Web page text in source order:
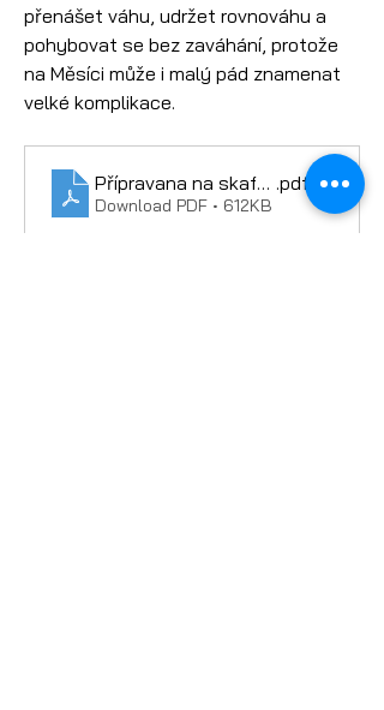
přenášet váhu, udržet rovnováhu a
pohybovat se bez zaváhání, protože
na Měsíci může i malý pád znamenat
velké komplikace.
Přípravana na skafandr - metodika
.pdf
Download PDF • 612KB